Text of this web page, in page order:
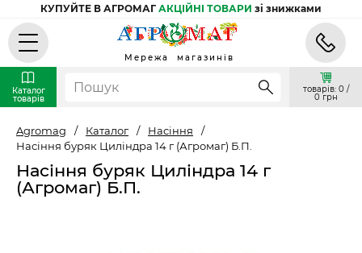
КУПУЙТЕ В АГРОМАГ АКЦІЙНІ ТОВАРИ зі знижками
Мережа магазинів
Каталог
товарів
товарів: 0 /
0 грн
Agromag / Каталог / Насіння
/
Насіння буряк Циліндра 14 г (Агромаг) Б.П.
Насіння буряк Циліндра 14 г
(Агромаг) Б.П.